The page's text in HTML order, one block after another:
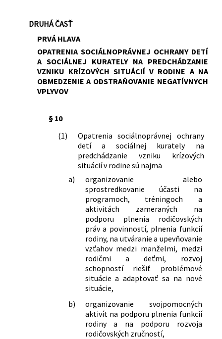
DRUHÁ ČASŤ
PRVÁ HLAVA
OPATRENIA SOCIÁLNOPRÁVNEJ OCHRANY DETÍ
A SOCIÁLNEJ KURATELY NA PREDCHÁDZANIE
VZNIKU KRÍZOVÝCH SITUÁCIÍ V RODINE A NA
OBMEDZENIE A ODSTRAŇOVANIE NEGATÍVNYCH
VPLYVOV
§ 10
(1)
Opatrenia sociálnoprávnej ochrany
detí a sociálnej kurately na
predchádzanie vzniku krízových
situácií v rodine sú najmä
a)
organizovanie alebo
sprostredkovanie účasti na
programoch, tréningoch a
aktivitách zameraných na
podporu plnenia rodičovských
práv a povinností, plnenia funkcií
rodiny, na utváranie a upevňovanie
vzťahov medzi manželmi, medzi
rodičmi a deťmi, rozvoj
schopností riešiť problémové
situácie a adaptovať sa na nové
situácie,
b)
organizovanie svojpomocných
aktivít na podporu plnenia funkcií
rodiny a na podporu rozvoja
rodičovských zručností,